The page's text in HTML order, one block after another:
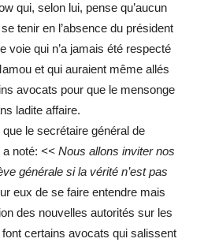
qui, selon lui, pense qu’aucun
tenir en l’absence du président
voie qui n’a jamais été respecté
et qui auraient même allés
avocats pour que le mensonge
ladite affaire.
le secrétaire général de
a noté: <<Nous allons inviter nos
générale si la vérité n’est pas
eux de se faire entendre mais
des nouvelles autorités sur les
certains avocats qui salissent